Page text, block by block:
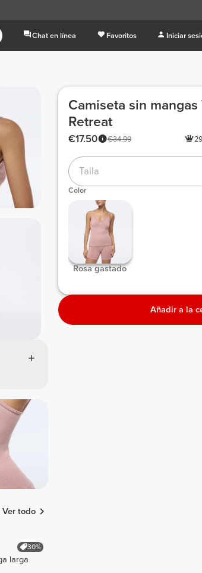
Chat en línea Favoritos Iniciar
Ver todo
30%
larga
Camiseta sin
Retreat
€34.99
€17.50
Talla
Color
Rosa gastado
Añadir a la